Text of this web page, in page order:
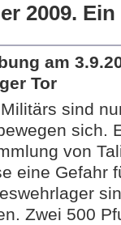
2009.
am
Tor
sind
sich.
von
eine Gefahr
Zwei 500